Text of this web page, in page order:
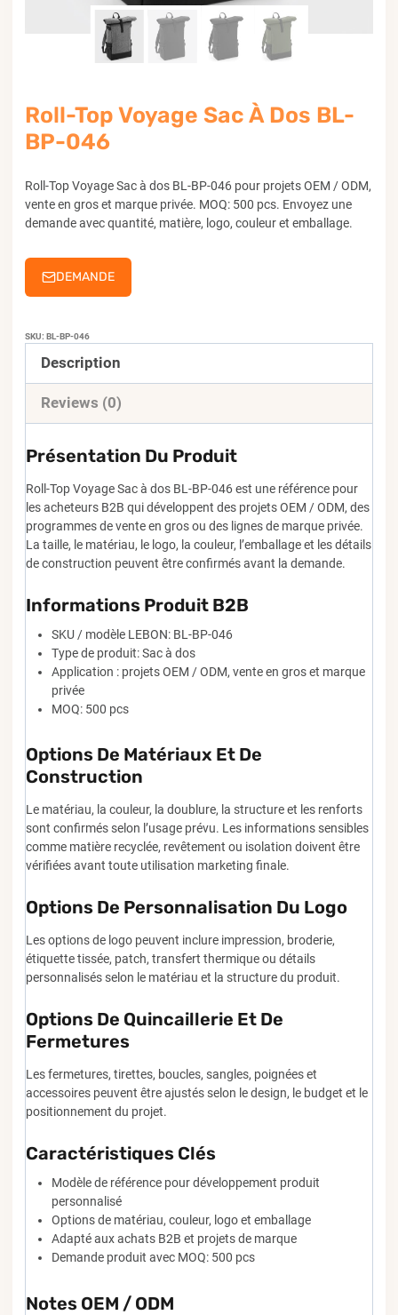
Roll-Top Voyage Sac À Dos BL-
BP-046
Roll-Top Voyage Sac à dos BL-BP-046 pour projets OEM / ODM,
vente en gros et marque privée. MOQ: 500 pcs. Envoyez une
demande avec quantité, matière, logo, couleur et emballage.
DEMANDE
SKU: BL-BP-046
Description
Reviews (0)
Présentation Du Produit
Roll-Top Voyage Sac à dos BL-BP-046 est une référence pour
les acheteurs B2B qui développent des projets OEM / ODM, des
programmes de vente en gros ou des lignes de marque privée.
La taille, le matériau, le logo, la couleur, l’emballage et les détails
de construction peuvent être confirmés avant la demande.
Informations Produit B2B
SKU / modèle LEBON: BL-BP-046
Type de produit: Sac à dos
Application : projets OEM / ODM, vente en gros et marque
privée
MOQ: 500 pcs
Options De Matériaux Et De
Construction
Le matériau, la couleur, la doublure, la structure et les renforts
sont confirmés selon l’usage prévu. Les informations sensibles
comme matière recyclée, revêtement ou isolation doivent être
vérifiées avant toute utilisation marketing finale.
Options De Personnalisation Du Logo
Les options de logo peuvent inclure impression, broderie,
étiquette tissée, patch, transfert thermique ou détails
personnalisés selon le matériau et la structure du produit.
Options De Quincaillerie Et De
Fermetures
Les fermetures, tirettes, boucles, sangles, poignées et
accessoires peuvent être ajustés selon le design, le budget et le
positionnement du projet.
Caractéristiques Clés
Modèle de référence pour développement produit
personnalisé
Options de matériau, couleur, logo et emballage
Adapté aux achats B2B et projets de marque
Demande produit avec MOQ: 500 pcs
Notes OEM / ODM